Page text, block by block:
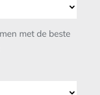
met de beste